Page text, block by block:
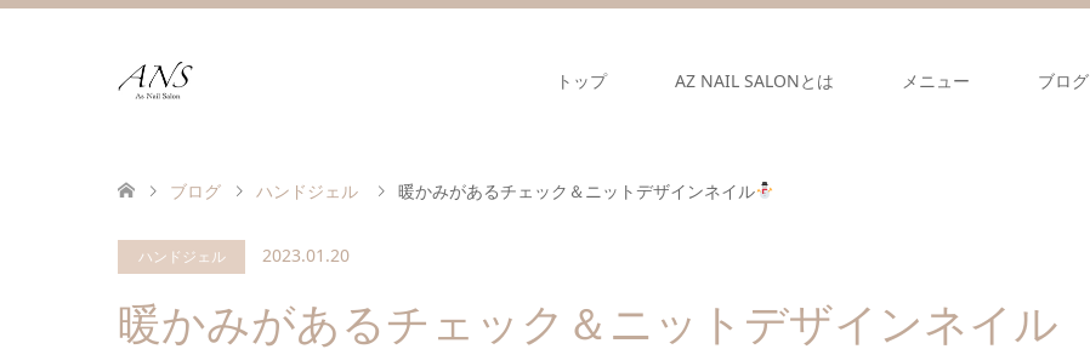
トップ AZ NAIL SALONとは メニュー ブログ
ブログ ハンドジェル 暖かみがあるチェック＆ニットデザインネイル
ハンドジェル 2023.01.20
暖かみがあるチェック＆ニットデザインネイル